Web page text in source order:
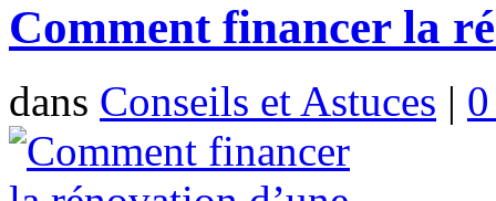
Comment financer la
dans Conseils et Astuces |